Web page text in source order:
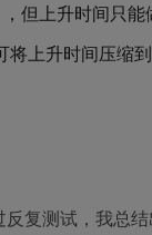
但上升时间只能
将上升时间压缩
复测试，我总